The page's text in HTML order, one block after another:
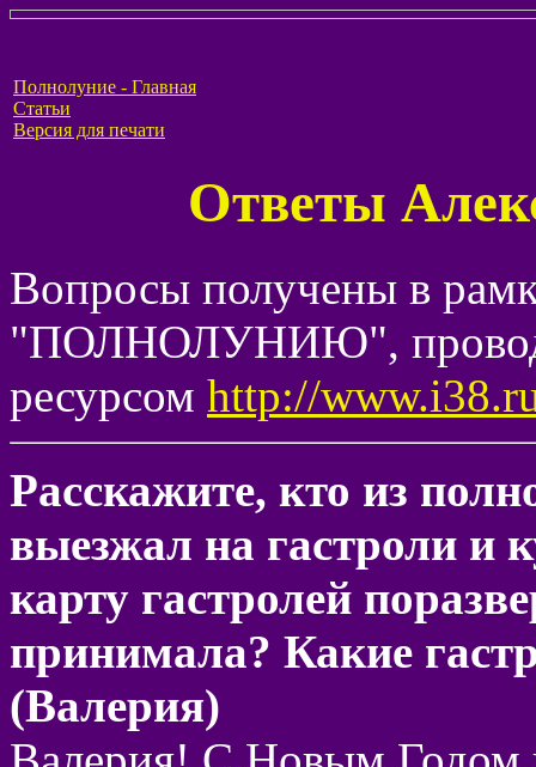
Полнолуние - Главная
Статьи
Версия для печати
Ответы
Вопросы получены в
"ПОЛНОЛУНИЮ",
ресурсом http://
Расскажите, кто из
выезжал на гастроли и
карту гастролей
принимала? Какие
(Валерия)